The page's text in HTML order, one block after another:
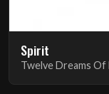
Spirit
Twelve Dreams Of